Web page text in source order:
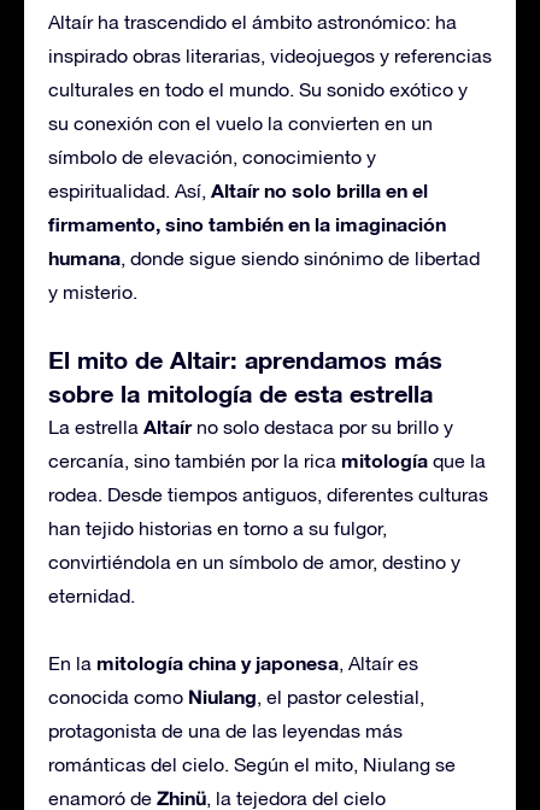
Altaír ha trascendido el ámbito astronómico: ha
inspirado obras literarias, videojuegos y referencias
culturales en todo el mundo. Su sonido exótico y
su conexión con el vuelo la convierten en un
símbolo de elevación, conocimiento y
espiritualidad. Así, Altaír no solo brilla en el
firmamento, sino también en la imaginación
humana, donde sigue siendo sinónimo de libertad
y misterio.
El mito de Altair: aprendamos más
sobre la mitología de esta estrella
La estrella Altaírno solo destaca por su brillo y
cercanía, sino también por la rica mitología que la
rodea. Desde tiempos antiguos, diferentes culturas
han tejido historias en torno a su fulgor,
convirtiéndola en un símbolo de amor, destino y
eternidad.
En la mitología china y japonesa, Altaír es
conocida como Niulang, el pastor celestial,
protagonista de una de las leyendas más
románticas del cielo. Según el mito, Niulang se
enamoró de Zhinü, la tejedora del cielo